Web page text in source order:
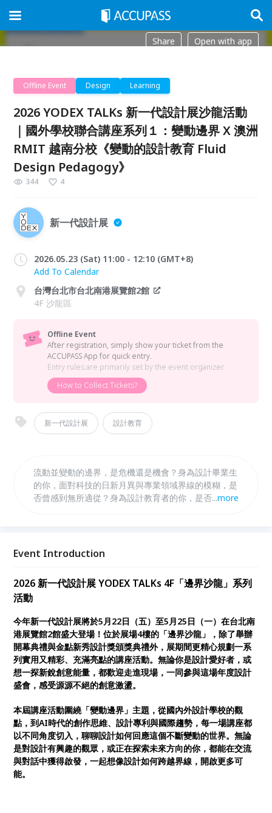
Share Open with app
Offline Event Design Learning
2026 YODEX TALKs 新一代設計展沙龍活動
｜國外學校聯合講座系列１：變動邊界 X 澳洲
RMIT 越南分校《變動的設計教育 Fluid
Design Pedagogy》
344 4
新一代設計展
2026.05.23 (Sat) 11:00 - 12:10 (GMT+8)
Add To Calendar
台灣台北市台北南港展覽館2館
4F 沙龍區
Offline Event
After registration, simply show your ticket from the
ACCUPASS App for quick entry.
Entry rules are primarily set by the event organizer.
How to Collect Tickets?
新一代設計展 設計教育
流動並變動的邊界，是危機還是機會？身為設計畢業生
的你，面對科技的日新月異與專業領域界線的模糊，是
否曾感到無所適從？身為設計教育者的你，是否也擔心
Kok Yoong Lim博士，及國際與對外合作副院長
...more
Event Introduction
2026 新一代設計展 YODEX TALKs 4F「邊界沙龍」系列
活動
今年新一代設計展將於5月22日（五）至5月25日（一）在台北南
港展覽館2館盛大登場！位於展場4樓的「邊界沙龍」，除了舉辦
開幕典禮與金點新秀設計獎頒獎典禮外，展期間更精心規劃一系
列實用又精彩、充滿亮點的講座活動。無論你是設計愛好者，或
想一探新銳創意能量，都歡迎走進現場，一同參與這場年度設計
盛會，感受源源不絕的創意激盪。
本屆講座活動圍繞「變動邊界」主題，從國內外設計學校的觀
點，到AI時代的創作思維、設計專利與國際趨勢，每一場講座都
以不同角度切入，聊聊設計如何回應這個不斷變動的世界。無論
是對設計有興趣的觀眾，或正在探索未來方向的你，都能在交流
與對話中獲得啟發，一起想像設計如何跨越界線，開啟更多可
能。